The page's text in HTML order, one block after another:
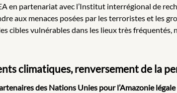
en partenariat avec l’Institut interrégional de
aux menaces posées par les terroristes et les
cibles vulnérables dans les lieux très
climatiques, renversement de la
des Nations Unies pour l’Amazonie